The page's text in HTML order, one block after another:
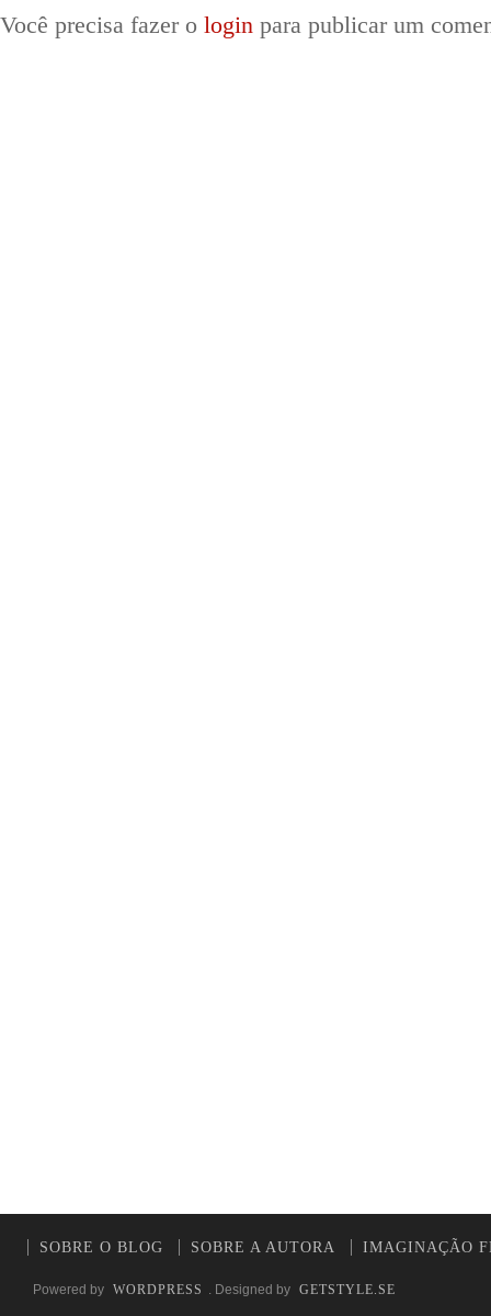
Você precisa fazer o login para publicar um
SOBRE O BLOG SOBRE A AUTORA IMAGINAÇÃO
Powered by WORDPRESS . Designed by GETSTYLE.SE